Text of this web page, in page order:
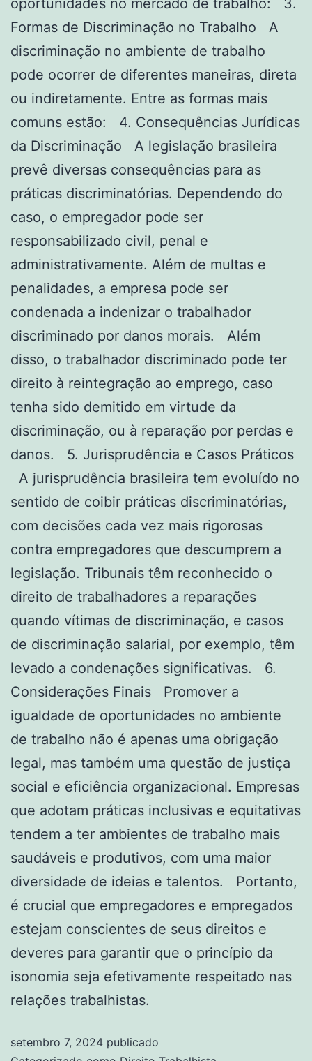
Formas de Discriminação no Trabalho A
discriminação no ambiente de trabalho
pode ocorrer de diferentes maneiras, direta
ou indiretamente. Entre as formas mais
comuns estão: 4. Consequências Jurídicas
da Discriminação A legislação brasileira
prevê diversas consequências para as
práticas discriminatórias. Dependendo do
caso, o empregador pode ser
responsabilizado civil, penal e
administrativamente. Além de multas e
penalidades, a empresa pode ser
condenada a indenizar o trabalhador
discriminado por danos morais. Além
disso, o trabalhador discriminado pode ter
direito à reintegração ao emprego, caso
tenha sido demitido em virtude da
discriminação, ou à reparação por perdas e
danos. 5. Jurisprudência e Casos Práticos
A jurisprudência brasileira tem evoluído no
sentido de coibir práticas discriminatórias,
com decisões cada vez mais rigorosas
contra empregadores que descumprem a
legislação. Tribunais têm reconhecido o
direito de trabalhadores a reparações
quando vítimas de discriminação, e casos
de discriminação salarial, por exemplo, têm
levado a condenações significativas. 6.
Considerações Finais Promover a
igualdade de oportunidades no ambiente
de trabalho não é apenas uma obrigação
legal, mas também uma questão de justiça
social e eficiência organizacional. Empresas
que adotam práticas inclusivas e equitativas
tendem a ter ambientes de trabalho mais
saudáveis e produtivos, com uma maior
diversidade de ideias e talentos. Portanto,
é crucial que empregadores e empregados
estejam conscientes de seus direitos e
deveres para garantir que o princípio da
isonomia seja efetivamente respeitado nas
relações trabalhistas.
setembro 7, 2024 publicado